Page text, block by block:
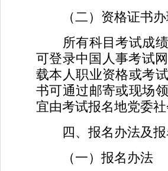
（二）资格证书办
所有科目考试成绩
可登录中国人事考试
载本人职业资格或考
书可通过邮寄或现场
宜由考试报名地党委
四、报名办法及报
（一）报名办法